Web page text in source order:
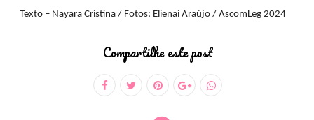
Texto – Nayara Cristina / Fotos: Elienai Araújo / AscomLeg 2024
Compartilhe este post